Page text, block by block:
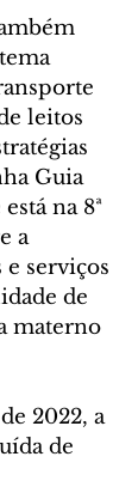
leitos
Guia
na 8ª
a
e serviços
de
materno
2022, a
de